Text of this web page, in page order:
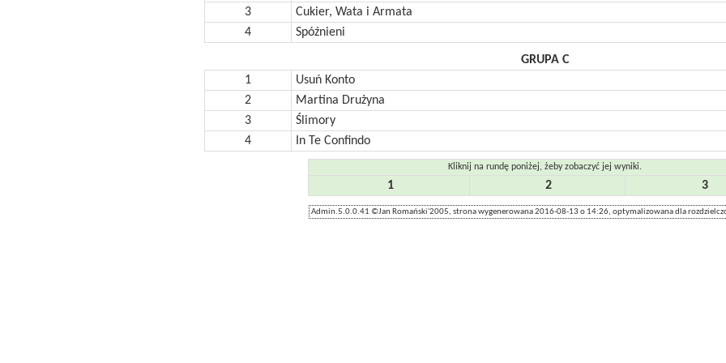
3
Cukier, Wata i Armata
4
Spóźnieni
GRUPA C
1
Usuń Konto
2
Martina Drużyna
3
Ślimory
4
In Te Confindo
Kliknij na rundę poniżej, żeby zobaczyć jej wyniki.
1 2 3
Admin.5.0.0.41 ©Jan Romański'2005, strona wygenerowana 2016-08-13 o 14:26, optymalizowana dla